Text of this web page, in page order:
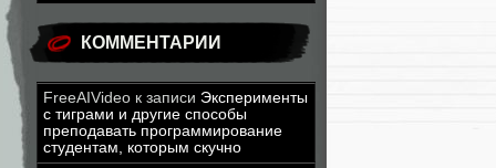
КОММЕНТАРИИ
FreeAIVideo к записи Эксперименты
с тиграми и другие способы
преподавать программирование
студентам, которым скучно